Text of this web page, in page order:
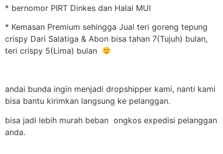
* bernomor PIRT Dinkes dan Halal MUI
* Kemasan Premium sehingga Jual teri goreng tepung
crispy Dari Salatiga & Abon bisa tahan 7(Tujuh) bulan,
teri crispy 5(Lima) bulan
andai bunda ingin menjadi dropshipper kami, nanti kami
bisa bantu kirimkan langsung ke pelanggan.
bisa jadi lebih murah beban ongkos expedisi pelanggan
anda.